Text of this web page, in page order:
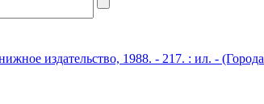
издательство, 1988. - 217. : ил. - (Города